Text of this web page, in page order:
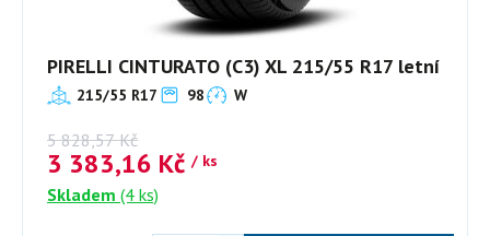
PIRELLI CINTURATO (C3) XL 215/55 R17 letní
215/55 R17 98 W
5 828,57 Kč
3 383,16 Kč / ks
Skladem (4 ks)